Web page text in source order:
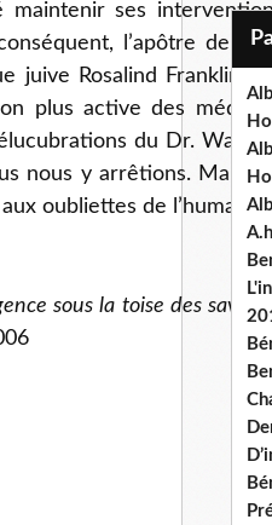
ses
l’apôtre de
Rosalind Franklin,
plus active des
du Dr. Watson.
nous y arrêtions. Mais
oubliettes de
sous la toise des